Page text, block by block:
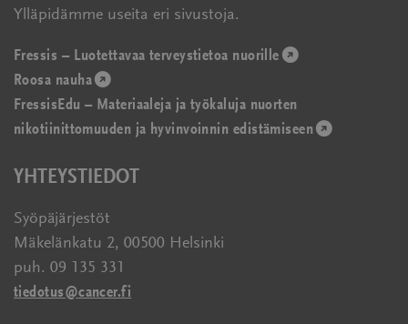
Ylläpidämme useita eri sivustoja.
Fressis – Luotettavaa terveystietoa nuorille (avautuu
ikkunassa)
Roosa nauha(avautuu
uudessa
ikkunassa)
FressisEdu – Materiaaleja ja työkaluja nuorten
nikotiinittomuuden ja hyvinvoinnin edistämiseen (avautuu
YHTEYSTIEDOT
Syöpäjärjestöt
Mäkelänkatu 2, 00500 Helsinki
puh. 09 135 331
tiedotus@cancer.fi